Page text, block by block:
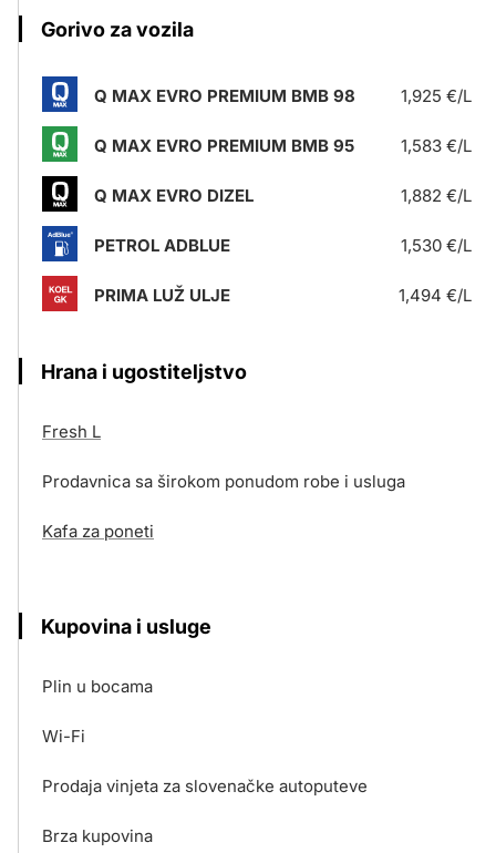
Gorivo za vozila
Q MAX EVRO PREMIUM BMB 98 1,925 €/L
Q MAX EVRO PREMIUM BMB 95 1,583 €/L
Q MAX EVRO DIZEL 1,882 €/L
PETROL ADBLUE 1,530 €/L
PRIMA LUŽ ULJE 1,494 €/L
Hrana i ugostiteljstvo
Fresh L
Prodavnica sa širokom ponudom robe i usluga
Kafa za poneti
Kupovina i usluge
Plin u bocama
Wi-Fi
Prodaja vinjeta za slovenačke autoputeve
Brza kupovina